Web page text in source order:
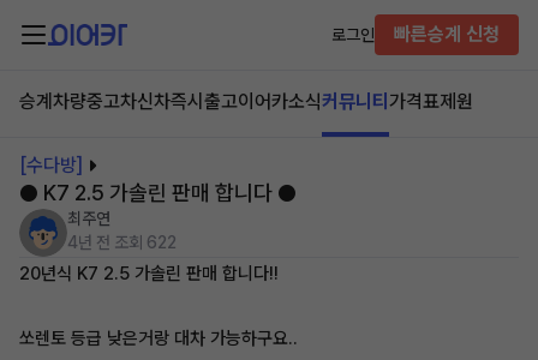
로그인 빠른승계 신청
승계차량중고차신차즉시출고이어카소식커뮤니티 가격표제원
[수다방]
● K7 2.5 가솔린 판매 합니다 ●
최주연
4년 전 조회 622
20년식 K7 2.5 가솔린 판매 합니다!!
쏘렌토 등급 낮은거랑 대차 가능하구요..